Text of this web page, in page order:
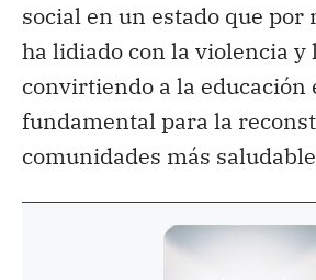
social en un estado que por
ha lidiado con la violencia y
convirtiendo a la educación
fundamental para la
comunidades más